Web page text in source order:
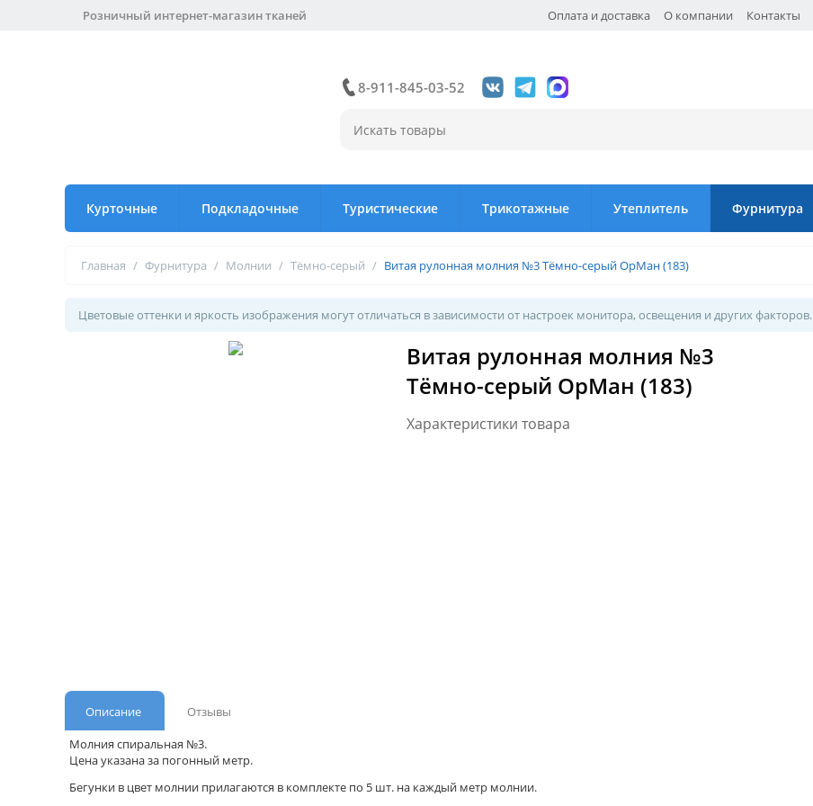
Оплата и доставка О компании Контакты
Розничный интернет-магазин тканей
8-911-845-03-52
Курточные Подкладочные Туристические Трикотажные Утеплитель Фурнитура
Главная / Фурнитура / Молнии / Тёмно-серый / Витая рулонная молния №3 Тёмно-серый ОрМан (183)
Цветовые оттенки и яркость изображения могут отличаться в зависимости от настроек монитора, освещения и других факторов.
Витая рулонная молния №3
Тёмно-серый ОрМан (183)
Характеристики товара
Описание
Отзывы
Молния спиральная №3.
Цена указана за погонный метр.
Бегунки в цвет молнии прилагаются в комплекте по 5 шт. на каждый метр молнии.